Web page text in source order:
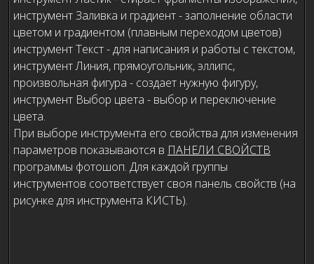
инструмент Заливка и градиент - заполнение области
цветом и градиентом (плавным переходом цветов)
инструмент Текст - для написания и работы с текстом,
инструмент Линия, прямоугольник, эллипс,
произвольная фигура - создает нужную фигуру,
инструмент Выбор цвета - выбор и переключение
цвета.
При выборе инструмента его свойства для изменения
параметров показываются в ПАНЕЛИ СВОЙСТВ
программы фотошоп. Для каждой группы
инструментов соответствует своя панель свойств (на
рисунке для инструмента КИСТЬ).